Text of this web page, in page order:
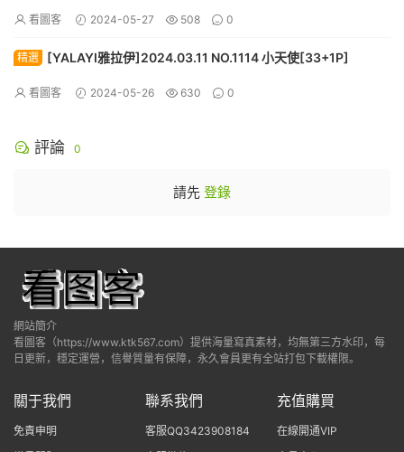
看圖客 2024-05-27 508 0
精選 [YALAYI雅拉伊]2024.03.11 NO.1114 小天使[33+1P]
看圖客 2024-05-26 630 0
評論 0
請先 登錄
網站簡介
看圖客（https://www.ktk567.com）提供海量寫真素材，均無第三方水印，每
日更新，穩定運營，信譽質量有保障，永久會員更有全站打包下載權限。
關于我們
免責申明
聯系我們
客服QQ3423908184
充值購買
在線開通VIP